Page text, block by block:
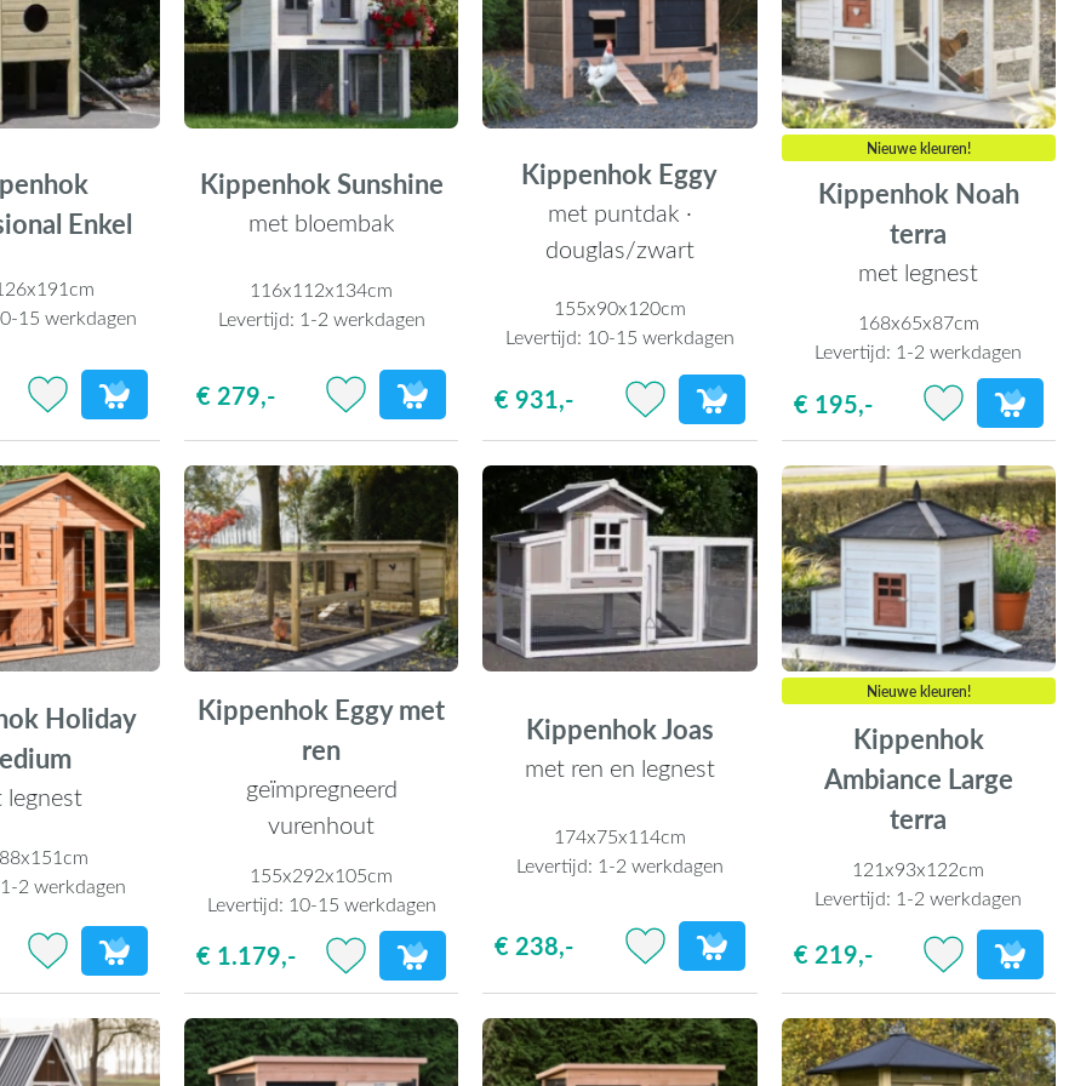
Enkel
15 werkdagen
Kippenhok Sunshine
met bloembak
116x112x134cm
Levertijd: 1-2 werkdagen
€ 279,-
Kippenhok Eggy
met puntdak ·
douglas/zwart
155x90x120cm
Levertijd: 10-15 werkdagen
€ 931,-
Nieuwe kleuren!
Kippenhok Noah
terra
met legnest
168x65x87cm
Levertijd: 1-2 werkdagen
€ 195,-
Holiday
legnest
1-2 werkdagen
Kippenhok Eggy met
ren
geïmpregneerd
vurenhout
155x292x105cm
Levertijd: 10-15 werkdagen
€ 1.179,-
Kippenhok Joas
met ren en legnest
174x75x114cm
Levertijd: 1-2 werkdagen
€ 238,-
Nieuwe kleuren!
Kippenhok
Ambiance Large
terra
121x93x122cm
Levertijd: 1-2 werkdagen
€ 219,-